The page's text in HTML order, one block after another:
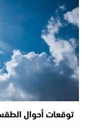
توقعات أحوال